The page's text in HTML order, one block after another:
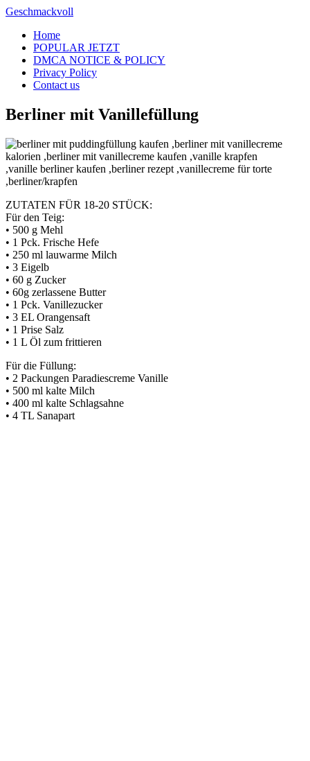
Skip
content
Geschmackvoll
Home
POPULAR JETZT
DMCA NOTICE & POLICY
Privacy Policy
Contact us
Berliner mit Vanillefüllung
ZUTATEN FÜR 18-20 STÜCK:
Für den Teig:
• 500 g Mehl
• 1 Pck. Frische Hefe
• 250 ml lauwarme Milch
• 3 Eigelb
• 60 g Zucker
• 60g zerlassene Butter
• 1 Pck. Vanillezucker
• 3 EL Orangensaft
• 1 Prise Salz
• 1 L Öl zum frittieren
Für die Füllung:
• 2 Packungen Paradiescreme Vanille
• 500 ml kalte Milch
• 400 ml kalte Schlagsahne
• 4 TL Sanapart